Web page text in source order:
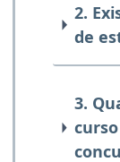
2.
de
3.